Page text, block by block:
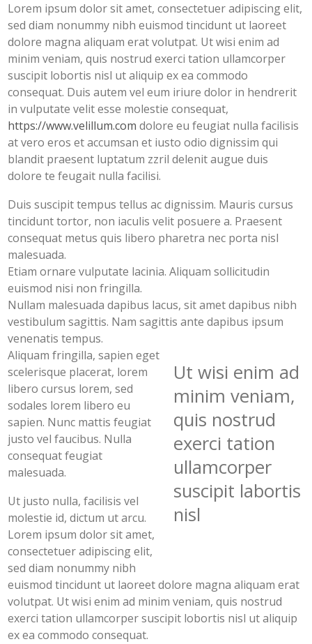
Lorem ipsum dolor sit amet, consectetuer adipiscing elit,
sed diam nonummy nibh euismod tincidunt ut laoreet
dolore magna aliquam erat volutpat. Ut wisi enim ad
minim veniam, quis nostrud exerci tation ullamcorper
suscipit lobortis nisl ut aliquip ex ea commodo
consequat. Duis autem vel eum iriure dolor in hendrerit
in vulputate velit esse molestie consequat,
https://www.velillum.com dolore eu feugiat nulla facilisis
at vero eros et accumsan et iusto odio dignissim qui
blandit praesent luptatum zzril delenit augue duis
dolore te feugait nulla facilisi.
Duis suscipit tempus tellus ac dignissim. Mauris cursus
tincidunt tortor, non iaculis velit posuere a. Praesent
consequat metus quis libero pharetra nec porta nisl
malesuada.
Etiam ornare vulputate lacinia. Aliquam sollicitudin
euismod nisi non fringilla.
Nullam malesuada dapibus lacus, sit amet dapibus nibh
vestibulum sagittis. Nam sagittis ante dapibus ipsum
venenatis tempus.
Ut wisi enim ad
minim veniam,
quis nostrud
exerci tation
ullamcorper
suscipit labortis
nisl
Aliquam fringilla, sapien eget
scelerisque placerat, lorem
libero cursus lorem, sed
sodales lorem libero eu
sapien. Nunc mattis feugiat
justo vel faucibus. Nulla
consequat feugiat
malesuada.
Ut justo nulla, facilisis vel
molestie id, dictum ut arcu.
Lorem ipsum dolor sit amet,
consectetuer adipiscing elit,
sed diam nonummy nibh
euismod tincidunt ut laoreet dolore magna aliquam erat
volutpat. Ut wisi enim ad minim veniam, quis nostrud
exerci tation ullamcorper suscipit lobortis nisl ut aliquip
ex ea commodo consequat.